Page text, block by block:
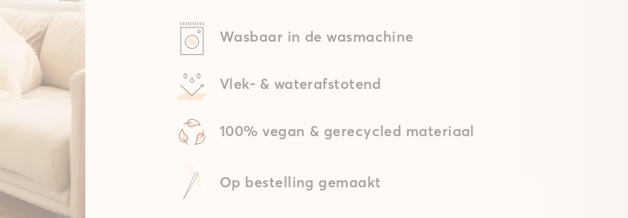
Wasbaar in de wasmachine
Vlek- & waterafstotend
100% vegan & gerecycled materiaal
Op bestelling gemaakt